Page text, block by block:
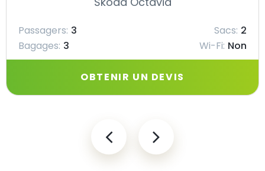
Passagers: 3 Sacs: 2
Bagages: 3 Wi-Fi: Non
OBTENIR UN DEVIS